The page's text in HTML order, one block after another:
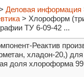
Деловая информация
> Хлороформ
ТУ 6-09-42 ...
Реактив
хладон-20,)
доля хлороформа